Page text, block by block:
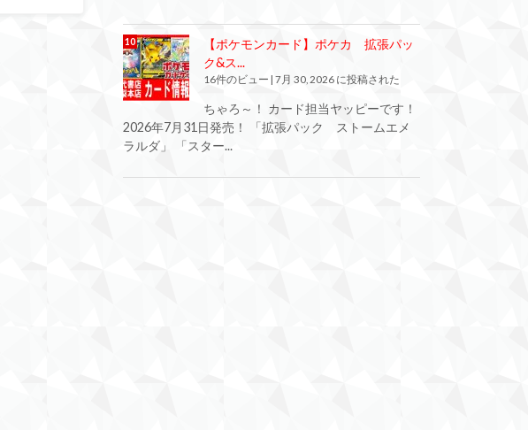
【ポケモンカード】ポケカ 拡張パッ
ク&ス...
16件のビュー | 7月 30, 2026 に投稿された
ちゃろ～！ カード担当ヤッピーです！
2026年7月31日発売！ 「拡張パック ストームエメ
ラルダ」 「スター...